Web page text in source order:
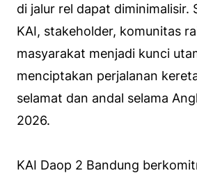
di jalur rel dapat diminimalisir.
KAI, stakeholder, komunitas
masyarakat menjadi kunci
menciptakan perjalanan
selamat dan andal selama
2026.
KAI Daop 2 Bandung